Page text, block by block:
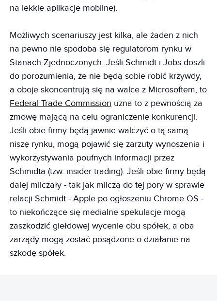
na lekkie aplikacje mobilne).
Możliwych scenariuszy jest kilka, ale żaden z nich
na pewno nie spodoba się regulatorom rynku w
Stanach Zjednoczonych. Jeśli Schmidt i Jobs doszli
do porozumienia, że nie będą sobie robić krzywdy,
a oboje skoncentrują się na walce z Microsoftem, to
Federal Trade Commission uzna to z pewnością za
zmowę mającą na celu ograniczenie konkurencji.
Jeśli obie firmy będą jawnie walczyć o tą samą
niszę rynku, mogą pojawić się zarzuty wynoszenia i
wykorzystywania poufnych informacji przez
Schmidta (tzw. insider trading). Jeśli obie firmy będą
dalej milczały - tak jak milczą do tej pory w sprawie
relacji Schmidt - Apple po ogłoszeniu Chrome OS -
to niekończące się medialne spekulacje mogą
zaszkodzić giełdowej wycenie obu spółek, a oba
zarządy mogą zostać posądzone o działanie na
szkodę spółek.